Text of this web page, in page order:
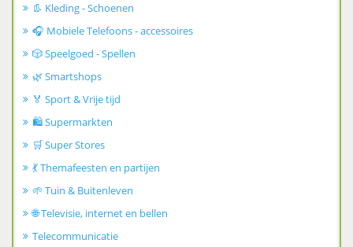
👢 Kleding - Schoenen
🎧 Mobiele Telefoons - accessoires
🎲 Speelgoed - Spellen
🌿 Smartshops
🏅 Sport & Vrije tijd
🛍️ Supermarkten
🛒 Super Stores
💃 Themafeesten en partijen
🌱 Tuin & Buitenleven
🌐 Televisie, internet en bellen
Telecommunicatie